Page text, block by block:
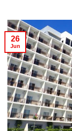
26
Jun